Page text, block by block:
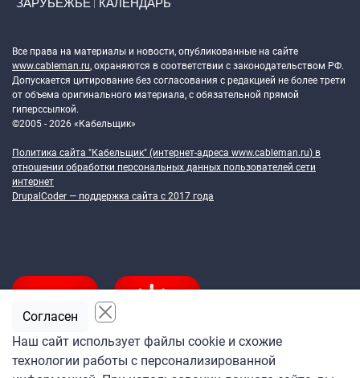
ЗАРУБЕЖЬЕ КАЛЕНДАРЬ
Все права на материалы и новости, опубликованные на сайте
www.cableman.ru, охраняются в соответствии с законодательством РФ.
Допускается цитирование без согласования с редакцией не более трети
от объема оригинального материала, с обязательной прямой
гиперссылкой.
©2005 - 2026 «Кабельщик»
Политика сайта "Кабельщик" (интернет-адреса www.cableman.ru) в
отношении обработки персональных данных пользователей сети
интернет
DrupalCoder — поддержка сайта c 2017 года
Наш сайт использует файлы cookie и схожие
технологии работы с персонализированной
Согласен